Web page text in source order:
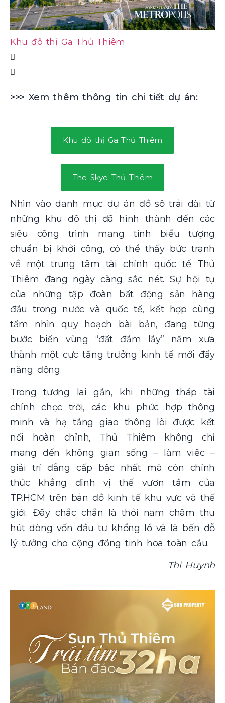
Khu đô thị Ga Thủ Thiêm
>>> Xem thêm thông tin chi tiết dự án:
Khu đô thị Ga Thủ Thiêm
The Skye Thủ Thiêm
Nhìn vào danh mục dự án đồ sộ trải dài từ
những khu đô thị đã hình thành đến các
siêu công trình mang tính biểu tượng
chuẩn bị khởi công, có thể thấy bức tranh
về một trung tâm tài chính quốc tế Thủ
Thiêm đang ngày càng sắc nét. Sự hội tụ
của những tập đoàn bất động sản hàng
đầu trong nước và quốc tế, kết hợp cùng
tầm nhìn quy hoạch bài bản, đang từng
bước biến vùng “đất đầm lầy” năm xưa
thành một cực tăng trưởng kinh tế mới đầy
năng động.
Trong tương lai gần, khi những tháp tài
chính chọc trời, các khu phức hợp thông
minh và hạ tầng giao thông lõi được kết
nối hoàn chỉnh, Thủ Thiêm không chỉ
mang đến không gian sống – làm việc –
giải trí đẳng cấp bậc nhất mà còn chính
thức khẳng định vị thế vươn tầm của
TP.HCM trên bản đồ kinh tế khu vực và thế
giới. Đây chắc chắn là thỏi nam châm thu
hút dòng vốn đầu tư khổng lồ và là bến đỗ
lý tưởng cho cộng đồng tinh hoa toàn cầu.
Thi Huynh